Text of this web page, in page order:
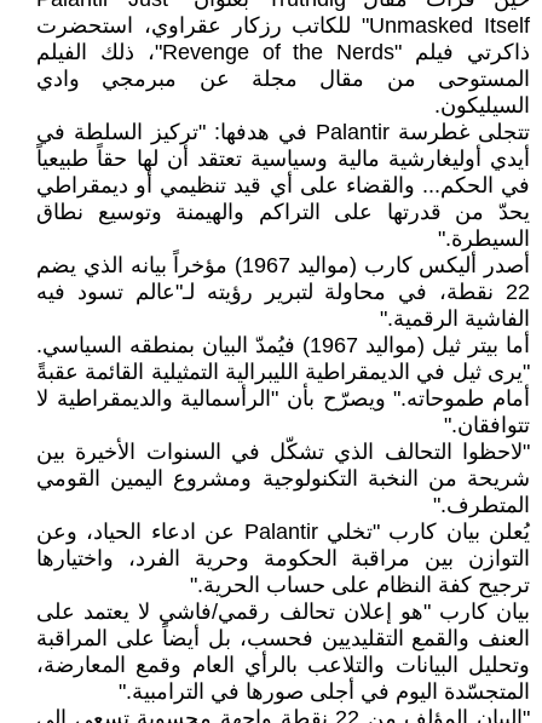
Unmasked Itself" للكاتب رزكار عقراوي، استحضرت
ذاكرتي فيلم "Revenge of the Nerds"، ذلك الفيلم
المستوحى من مقال مجلة عن مبرمجي وادي
السيليكون.
تتجلى غطرسة Palantir في هدفها: "تركيز السلطة في
أيدي أوليغارشية مالية وسياسية تعتقد أن لها حقاً طبيعياً
في الحكم... والقضاء على أي قيد تنظيمي أو ديمقراطي
يحدّ من قدرتها على التراكم والهيمنة وتوسيع نطاق
السيطرة."
أصدر أليكس كارب (مواليد 1967) مؤخراً بيانه الذي يضم
22 نقطة، في محاولة لتبرير رؤيته لـ"عالم تسود فيه
الفاشية الرقمية."
أما بيتر ثيل (مواليد 1967) فيُمدّ البيان بمنطقه السياسي.
"يرى ثيل في الديمقراطية الليبرالية التمثيلية القائمة عقبةً
أمام طموحاته." ويصرّح بأن "الرأسمالية والديمقراطية لا
تتوافقان."
"لاحظوا التحالف الذي تشكّل في السنوات الأخيرة بين
شريحة من النخبة التكنولوجية ومشروع اليمين القومي
المتطرف."
يُعلن بيان كارب "تخلي Palantir عن ادعاء الحياد، وعن
التوازن بين مراقبة الحكومة وحرية الفرد، واختيارها
ترجيح كفة النظام على حساب الحرية."
بيان كارب "هو إعلان تحالف رقمي/فاشي لا يعتمد على
العنف والقمع التقليديين فحسب، بل أيضاً على المراقبة
وتحليل البيانات والتلاعب بالرأي العام وقمع المعارضة،
المتجسّدة اليوم في أجلى صورها في الترامبية."